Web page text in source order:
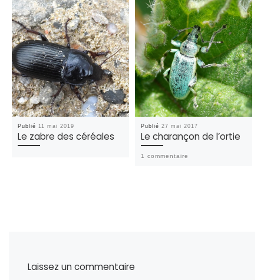
Publié 11 mai 2019
Le zabre des céréales
Publié27 mai 2017
Le charançon de l’ortie
1 commentaire
Laissez un commentaire